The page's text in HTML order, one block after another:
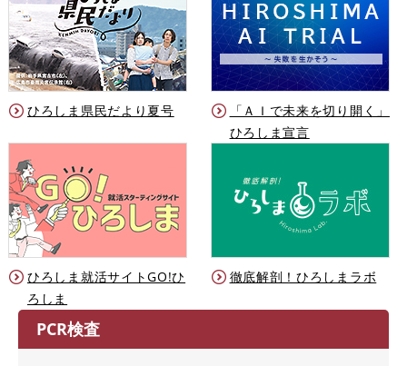
ひろしま県民だより夏号
「ＡＩで未来を切り開く」
ひろしま宣言
ひろしま就活サイトGO!ひ
ろしま
徹底解剖！ひろしまラボ
PCR検査